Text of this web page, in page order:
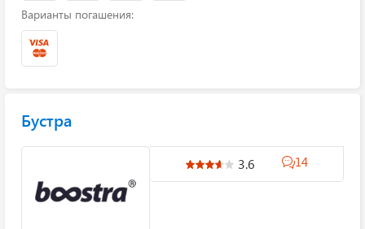
Варианты погашения:
Бустра
3.6 14